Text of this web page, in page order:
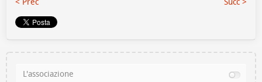
< Prec
Succ >
L'associazione